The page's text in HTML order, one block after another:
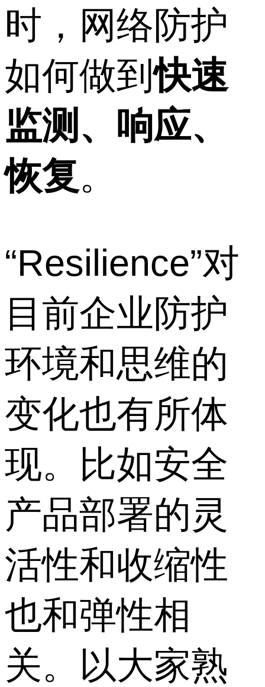
时，网络防护
如何做到快速
监测、响应、
恢复。
“Resilience”对
目前企业防护
环境和思维的
变化也有所体
现。比如安全
产品部署的灵
活性和收缩性
也和弹性相
关。以大家熟